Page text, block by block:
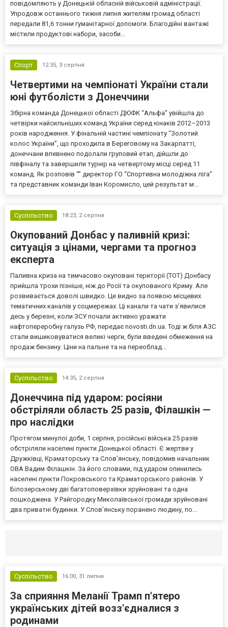
повідомляють у Донецькій обласній військовій адміністрації.
Упродовж останнього тижня липня жителям громад області
передали 81,6 тонни гуманітарної допомоги. Благодійні вантажі
містили продуктові набори, засоби...
Спорт 12:35, 3 серпня
Четвертими на чемпіонаті України стали
юні футболісти з Донеччини
Збірна команда Донецької області ДЮФК “Альфа” увійшла до
четвірки найсильніших команд України серед юнаків 2012–2013
років народження. У фінальній частині чемпіонату “Золотий
колос України”, що проходила в Береговому на Закарпатті,
донеччани впевнено подолали груповий етап, дійшли до
півфіналу та завершили турнір на четвертому місці серед 11
команд. Як розповів “” директор ГО “Спортивна молодіжна ліга”
та представник команди Іван Коромисло, цей результат м...
Суспільство 18:23, 2 серпня
Окупований Донбас у паливній кризі:
ситуація з цінами, чергами та прогноз
експерта
Паливна криза на тимчасово окуповані території (ТОТ) Донбасу
прийшла трохи пізніше, ніж до Росії та окупованого Криму. Але
розвивається доволі швидко. Це видно за появою місцевих
тематичних каналів у соцмережах. Ці канали та чати з’явилися
десь у березні, коли ЗСУ почали активно уражати
нафтопереробну галузь РФ, передає novosti.dn.ua. Тоді ж біля АЗС
стали вишиковуватися великі черги, були введені обмеження на
продаж бензину. Ціни на пальне та на переоблад...
Суспільство 14:35, 2 серпня
Донеччина під ударом: росіяни
обстріляли область 25 разів, Філашкін —
про наслідки
Протягом минулої доби, 1 серпня, російські війська 25 разів
обстріляли населені пункти Донецької області. Є жертви у
Дружківці, Краматорську та Слов’янську, повідомив начальник
ОВА Вадим Філашкін. За його словами, під ударом опинились
населені пункти Покровського та Краматорського районів. У
Білозерському дві багатоповерхівки зруйновані та одна
пошкоджена. У Райгородку Миколаївської громади зруйновані
два приватні будинки. У Слов’янську поранено людину, по...
Суспільство 16:00, 31 липня
За сприяння Меланії Трамп п'ятеро
українських дітей возз'єдналися з
родинами